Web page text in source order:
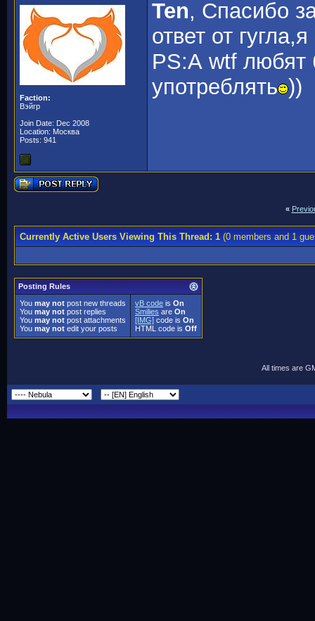
Faction:
Вэйгр
Join Date: Dec 2008
Location: Москва
Posts: 941
Ten, Спасибо
ответ от
PS:А wtf любят
употреблять ))
«
Currently Active Users Viewing This Thread: 1(0 members and 1
Posting Rules
You may not post new threads
You may not post replies
You may not post attachments
You may not edit your posts
vB code is On
Smilies are On
[IMG] code is On
HTML code is Off
All times are